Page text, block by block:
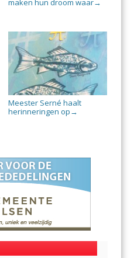
maken hun droom waar→
Meester Serné haalt
herinneringen op →